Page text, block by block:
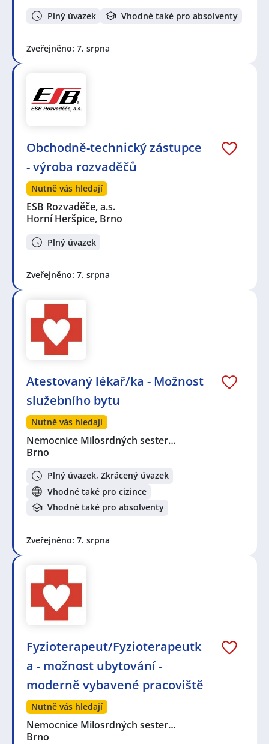
Plný úvazek Vhodné také pro absolventy
Zveřejněno: 7. srpna
Obchodně-technický zástupce
- výroba rozvaděčů
Nutně vás hledají
ESB Rozvaděče, a.s.
Horní Heršpice, Brno
Plný úvazek
Zveřejněno: 7. srpna
Atestovaný lékař/ka - Možnost
služebního bytu
Nutně vás hledají
Nemocnice Milosrdných sester…
Brno
Plný úvazek, Zkrácený úvazek
Vhodné také pro cizince
Vhodné také pro absolventy
Zveřejněno: 7. srpna
Fyzioterapeut/Fyzioterapeutk
a - možnost ubytování -
moderně vybavené pracoviště
Nutně vás hledají
Nemocnice Milosrdných sester…
Brno